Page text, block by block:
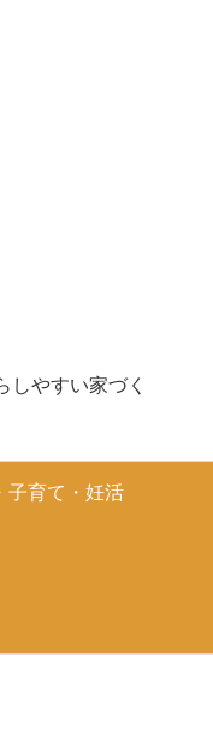
やすい家づく
子育て・妊活